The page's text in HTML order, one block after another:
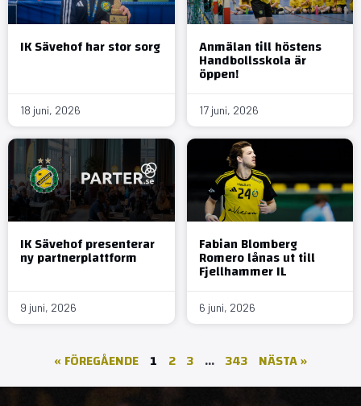
IK Sävehof har stor sorg
18 juni, 2026
Anmälan till höstens
Handbollsskola är
öppen!
17 juni, 2026
IK Sävehof presenterar
ny partnerplattform
9 juni, 2026
Fabian Blomberg
Romero lånas ut till
Fjellhammer IL
6 juni, 2026
« FÖREGÅENDE 1 2 3 … 343 NÄSTA »